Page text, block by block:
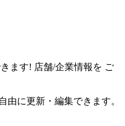
ます! 店舗/企業情報を ご
由に更新・編集できます。